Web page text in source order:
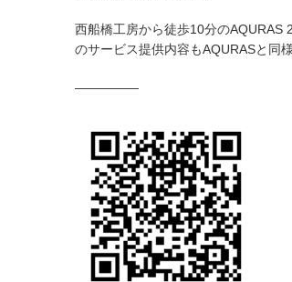
西船橋工房から徒歩10分のAQURAS
のサービス提供内容もAQURASと同
—————